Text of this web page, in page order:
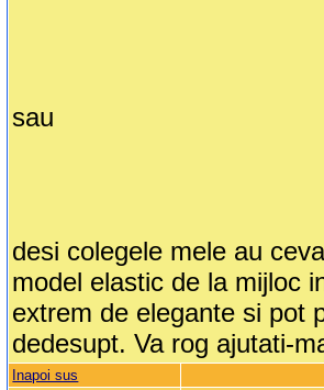
sau
desi colegele mele au
model elastic de la mijloc
extrem de elegante si pot
dedesupt. Va rog ajutati-
Inapoi sus